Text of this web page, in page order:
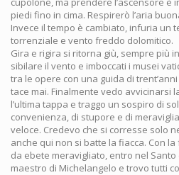
piedi fino in cima. Respirerò l’aria
Invece il tempo è cambiato, infuria un
torrenziale e vento freddo dolomitico.
Gira e rigira si ritorna giù, sempre più
sibilare il vento e imboccati i musei
tra le opere con una guida di
tace mai. Finalmente vedo avvicinarsi
l’ultima tappa e traggo un sospiro di
convenienza, di stupore e di
veloce. Credevo che si corresse solo
anche qui non si batte la fiacca. Con
da ebete meravigliato, entro nel
maestro di Michelangelo e trovo tutti